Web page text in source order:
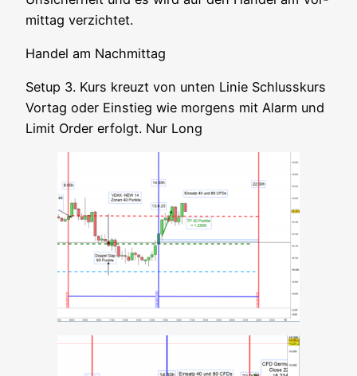
mit­tag verzichtet.
Han­del am Nachmittag
Set­up 3. Kurs kreuzt von unten Linie Schluss­kurs
Vor­tag oder Ein­stieg wie mor­gens mit Alarm und
Limit Order erfolgt. Nur Long